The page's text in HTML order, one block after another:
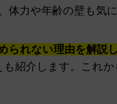
体力や年齢の壁も気
られない理由を解説
紹介します。これ